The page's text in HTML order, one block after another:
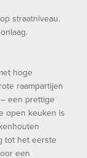
straatniveau.
hoge
raampartijen
een prettige
open keuken is
tot het eerste
een